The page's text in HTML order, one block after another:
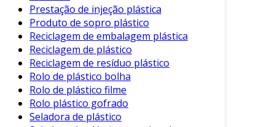
4. Eletroeletrônicos
O PET encontra espaço na fabricação de
componentes eletrônicos:
Isolantes elétricos: Utilizado em cabos e
conectores devido à sua capacidade
isolante.
Prestação de injeção plástica
Produto de sopro plástico
Reciclagem de embalagem plástica
Reciclagem de plástico
Reciclagem de resíduo plástico
Rolo de plástico bolha
Rolo de plástico filme
Rolo plástico gofrado
Seladora de plástico